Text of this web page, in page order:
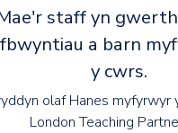
staff yn
a barn
y cwrs.
olaf Hanes myfyrwyr
London Teaching